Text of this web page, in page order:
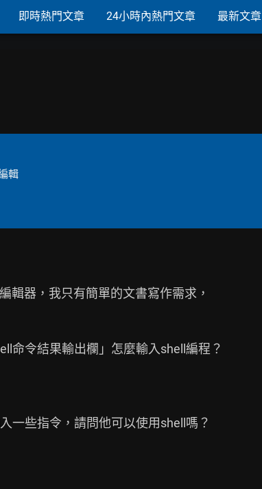
即時熱門文章 24小時內熱門文章 最新文章
輯
輯器，我只有簡單的文書寫作需求，
命令結果輸出欄」怎麼輸入shell編程？
一些指令，請問他可以使用shell嗎？